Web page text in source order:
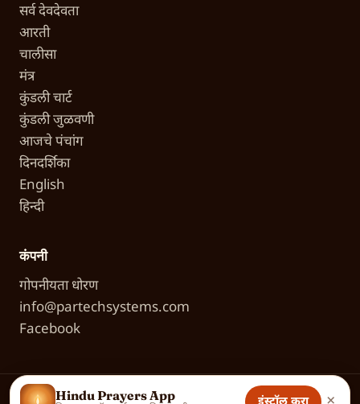
Hindu Prayers App
सर्व देवदेवता
आरती
चालीसा
मंत्र
कुंडली चार्ट
कुंडली जुळवणी
आजचे पंचांग
दिनदर्शिका
English
हिन्दी
कंपनी
गोपनीयता धोरण
info@partechsystems.com
Facebook